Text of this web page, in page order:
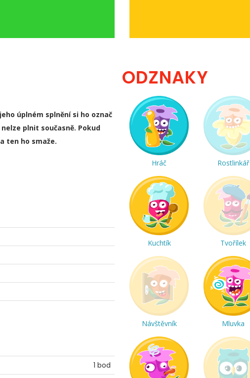
úplném splnění si ho označ
plnit současně. Pokud
ten ho smaže.
1 bod
ODZNAKY
Hráč Rostlinkář
Kuchtík Tvořílek
Návštěvník Mluvka